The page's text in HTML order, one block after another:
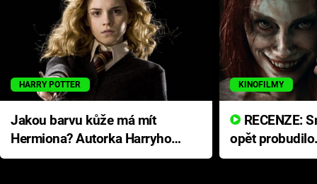
HARRY POTTER
Jakou barvu kůže má mít
Hermiona? Autorka Harryho
Pottera přišla s ráznou
KINOFILMY
opět
přichází s